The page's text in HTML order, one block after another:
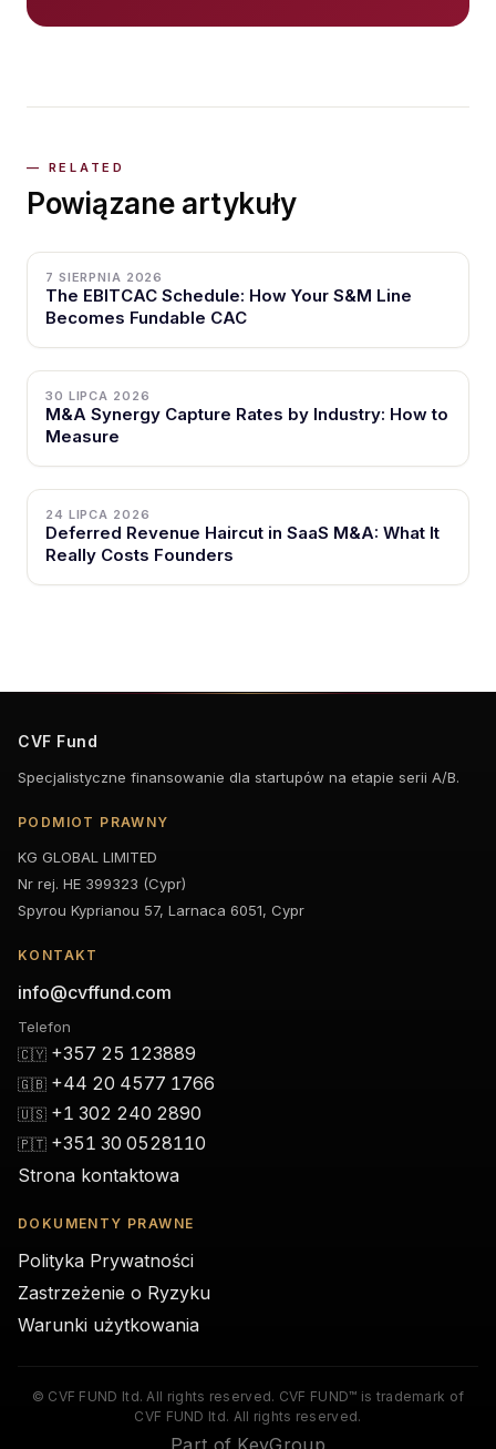
Powiązane artykuły
7 SIERPNIA 2026
The EBITCAC Schedule: How Your S&M Line
Becomes Fundable CAC
30 LIPCA 2026
M&A Synergy Capture Rates by Industry: How to
Measure
24 LIPCA 2026
Deferred Revenue Haircut in SaaS M&A: What It
Really Costs Founders
CVF Fund
Specjalistyczne finansowanie dla startupów na etapie serii A/B.
PODMIOT PRAWNY
KG GLOBAL LIMITED
Nr rej. HE 399323 (Cypr)
Spyrou Kyprianou 57, Larnaca 6051, Cypr
KONTAKT
info@cvffund.com
Telefon
🇨🇾 +357 25 123889
🇬🇧 +44 20 4577 1766
🇺🇸 +1 302 240 2890
🇵🇹 +351 30 0528110
Strona kontaktowa
DOKUMENTY PRAWNE
Polityka Prywatności
Zastrzeżenie o Ryzyku
Warunki użytkowania
© CVF FUND ltd. All rights reserved. CVF FUND™ is trademark of
CVF FUND ltd. All rights reserved.
Part of KeyGroup